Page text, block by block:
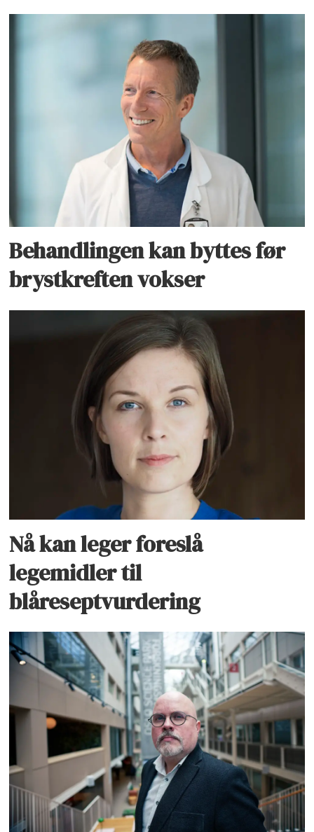
Behandlingen kan byttes før
brystkreften vokser
Nå kan leger foreslå
legemidler til
blåreseptvurdering